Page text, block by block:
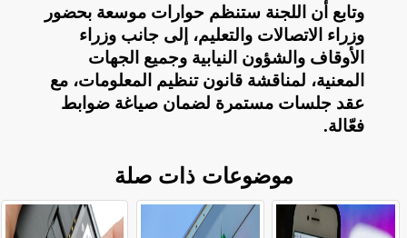
وتابع أن اللجنة ستنظم حوارات موسعة بحضور
وزراء الاتصالات والتعليم، إلى جانب وزراء
الأوقاف والشؤون النيابية وجميع الجهات
المعنية، لمناقشة قانون تنظيم المعلومات، مع
عقد جلسات مستمرة لضمان صياغة ضوابط
فعّالة.
موضوعات ذات صلة